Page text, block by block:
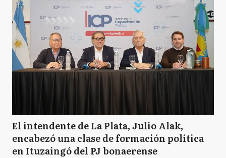
El intendente de La Plata, Julio Alak,
encabezó una clase de formación política
en Ituzaingó del PJ bonaerense